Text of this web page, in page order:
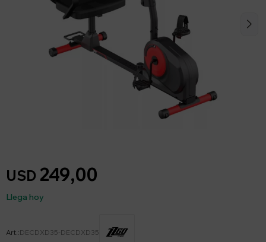
USD 249,00
Llega hoy
DECDXD35-DECDXD35